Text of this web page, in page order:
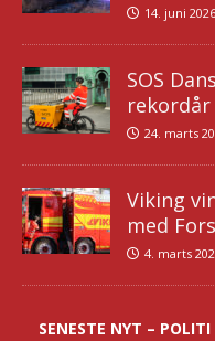
14. juni 2026
SOS
rekordår
24. marts
Viking
med
4. marts
SENESTE NYT – POLITI